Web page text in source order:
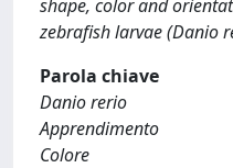
shape, color and
zebrafish larvae (Danio
Parola chiave
Danio rerio
Apprendimento
Colore